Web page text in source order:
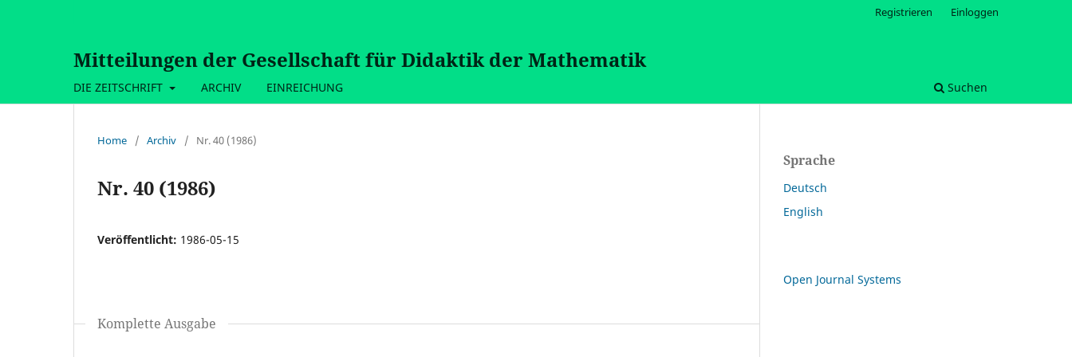
Mitteilungen der Gesellschaft für Didaktik der Mathematik
DIE ZEITSCHRIFT ARCHIV EINREICHUNG Suchen
Registrieren Einloggen
Home / Archiv / Nr. 40 (1986)
Nr. 40 (1986)
Veröffentlicht: 1986-05-15
Komplette Ausgabe
Sprache
Deutsch
English
Open Journal Systems